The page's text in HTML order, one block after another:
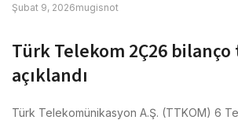
Şubat 9, 2026mugisnot
Türk Telekom 2Ç26
açıklandı
Türk Telekomünikasyon A.Ş. (TTKOM) 6